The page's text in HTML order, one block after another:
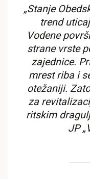
„Stanje
trend
Vodene
strane vrste
zajednice.
mrest riba i
otežaniji.
za
ritskim
JP